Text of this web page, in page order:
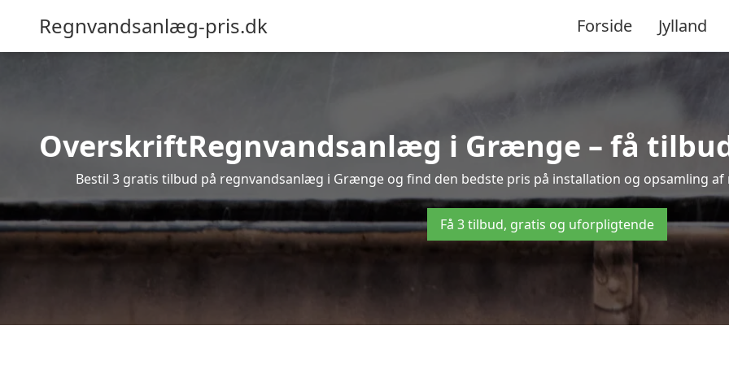
Regnvandsanlæg-pris.dk Forside Jylland
OverskriftRegnvandsanlæg i Grænge – få
Bestil 3 gratis tilbud på regnvandsanlæg i Grænge og find den bedste pris på installation og opsamling
Få 3 tilbud, gratis og uforpligtende